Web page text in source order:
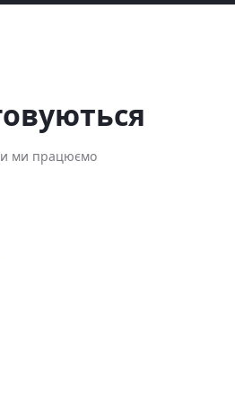
ми працюємо